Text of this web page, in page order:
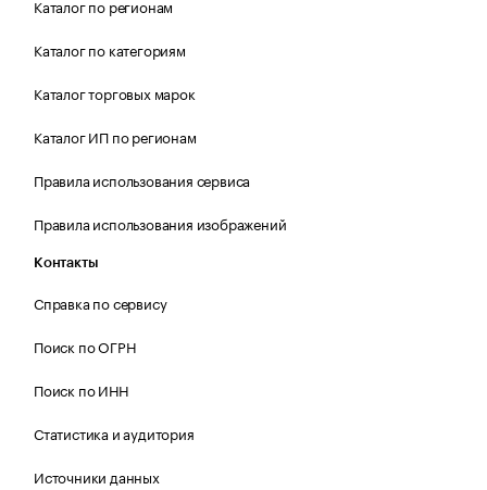
Каталог по регионам
Каталог по категориям
Каталог торговых марок
Каталог ИП по регионам
Правила использования сервиса
Правила использования изображений
Контакты
Справка по сервису
Поиск по ОГРН
Поиск по ИНН
Статистика и аудитория
Источники данных